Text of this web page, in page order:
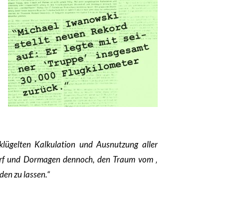
Kalkulation und Ausnutzung aller
und Dormagen dennoch, den Traum vom ‚
zu lassen.“